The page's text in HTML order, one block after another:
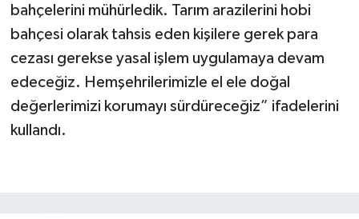
bahçelerini mühürledik. Tarım arazilerini hobi
bahçesi olarak tahsis eden kişilere gerek para
cezası gerekse yasal işlem uygulamaya devam
edeceğiz. Hemşehrilerimizle el ele doğal
değerlerimizi korumayı sürdüreceğiz” ifadelerini
kullandı.